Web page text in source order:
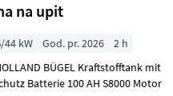
na upit
44 kW God. pr. 2026
2 h
BÜGEL Kraftstofftank mit
Batterie 100 AH S8000 Motor